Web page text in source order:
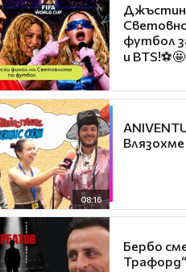
Джъстин
футбол
и BTS!⚽🤩
08:16
Бербо